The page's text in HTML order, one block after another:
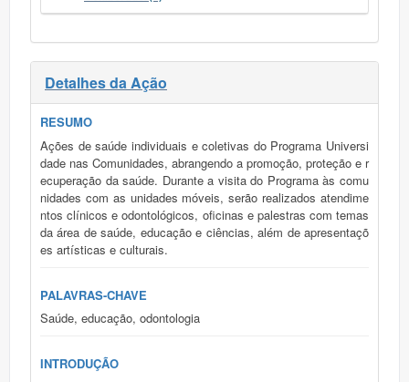
Detalhes da Ação
RESUMO
Ações de saúde individuais e coletivas do Programa Universi
dade nas Comunidades, abrangendo a promoção, proteção e r
ecuperação da saúde. Durante a visita do Programa às comu
nidades com as unidades móveis, serão realizados atendime
ntos clínicos e odontológicos, oficinas e palestras com temas
da área de saúde, educação e ciências, além de apresentaçõ
es artísticas e culturais.
PALAVRAS-CHAVE
Saúde, educação, odontologia
INTRODUÇÃO